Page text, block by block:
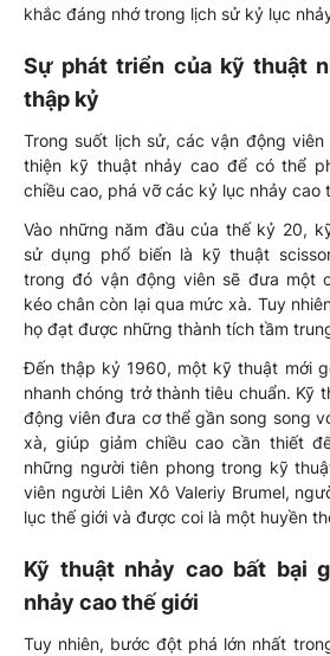
khắc đáng nhớ trong lịch sử kỷ lục
Sự phát triển của kỹ thuật
thập kỷ
Trong suốt lịch sử, các vận động
thiện kỹ thuật nhảy cao để có thể
chiều cao, phá vỡ các kỷ lục nhảy cao
Vào những năm đầu của thế kỷ 20,
sử dụng phổ biến là kỹ thuật
trong đó vận động viên sẽ đưa một
kéo chân còn lại qua mức xà. Tuy
họ đạt được những thành tích tầm
Đến thập kỷ 1960, một kỹ thuật mới
nhanh chóng trở thành tiêu chuẩn. Kỹ
động viên đưa cơ thể gần song song
xà, giúp giảm chiều cao cần thiết
những người tiên phong trong kỹ
viên người Liên Xô Valeriy Brumel,
lục thế giới và được coi là một huyền
Kỹ thuật nhảy cao bất bại
nhảy cao thế giới
Tuy nhiên, bước đột phá lớn nhất